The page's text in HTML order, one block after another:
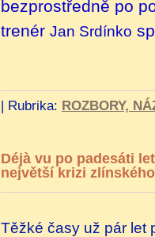
bezprostředně po
trenér Jan Srdínko
| Rubrika: ROZBORY,
Déjà vu po padesáti
největší krizi
Těžké časy už pár let